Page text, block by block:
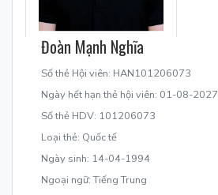
Đoàn Mạnh Nghĩa
Số thẻ Hội viên: HAN101206073
Ngày hết hạn thẻ hội viên: 01-08-2027
Số thẻ HDV: 101206073
Loại thẻ: Quốc tế
Ngày sinh: 14-04-1994
Ngoại ngữ: Tiếng Trung